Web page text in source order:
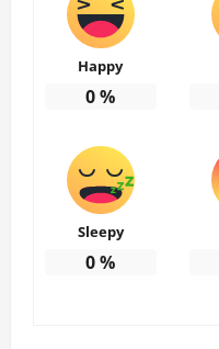
Happy
0%
Sleepy
0%